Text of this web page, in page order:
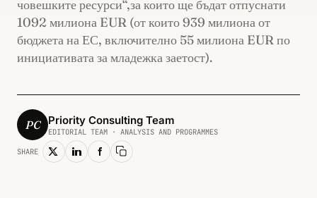
човешките ресурси“,за които ще бъдат отпуснати
1092 милиона EUR (от които 939 милиона от
бюджета на ЕС, включително 55 милиона EUR по
инициативата за младежка заетост).
PC Priority Consulting Team
EDITORIAL TEAM · ANALYSIS AND PROGRAMMES
SHARE Copy link